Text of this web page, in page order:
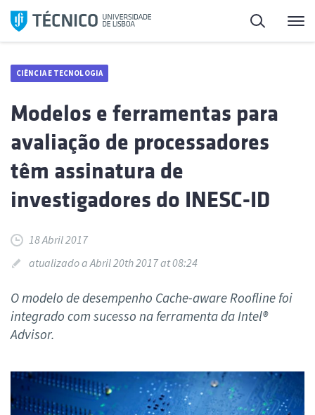
Saltar
para
Pesquisa
CIÊNCIA E TECNOLOGIA
Modelos e ferramentas para
avaliação de processadores
têm assinatura de
investigadores do INESC-ID
18 Abril 2017
atualizado a Abril 20th 2017 at 08:24
O modelo de desempenho Cache-aware Roofline foi
integrado com sucesso na ferramenta da Intel®
Advisor.